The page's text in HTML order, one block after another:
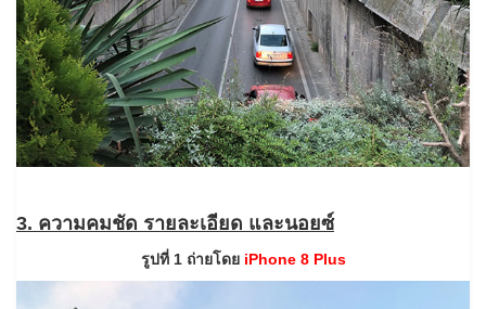
3. ความคมชัด รายละเอียด และนอยซ์
รูปที่ 1 ถ่ายโดย iPhone 8 Plus